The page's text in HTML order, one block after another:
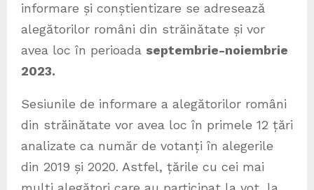
informare și conștientizare se adresează
alegătorilor români din străinătate și vor
avea loc în perioada septembrie-noiembrie
2023.
Sesiunile de informare a alegătorilor români
din străinătate vor avea loc în primele 12 țări
analizate ca număr de votanți în alegerile
din 2019 și 2020. Astfel, țările cu cei mai